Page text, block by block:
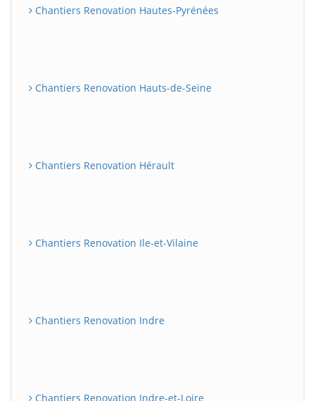
Chantiers Renovation Hautes-Pyrénées
Chantiers Renovation Hauts-de-Seine
Chantiers Renovation Hérault
Chantiers Renovation Ile-et-Vilaine
Chantiers Renovation Indre
Chantiers Renovation Indre-et-Loire